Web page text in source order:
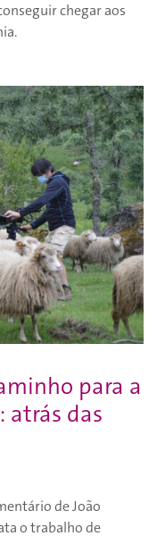
chegar aos
para a
atrás das
de João
o trabalho de